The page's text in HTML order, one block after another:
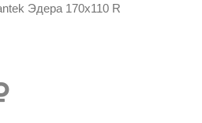
Эдера 170x110 R